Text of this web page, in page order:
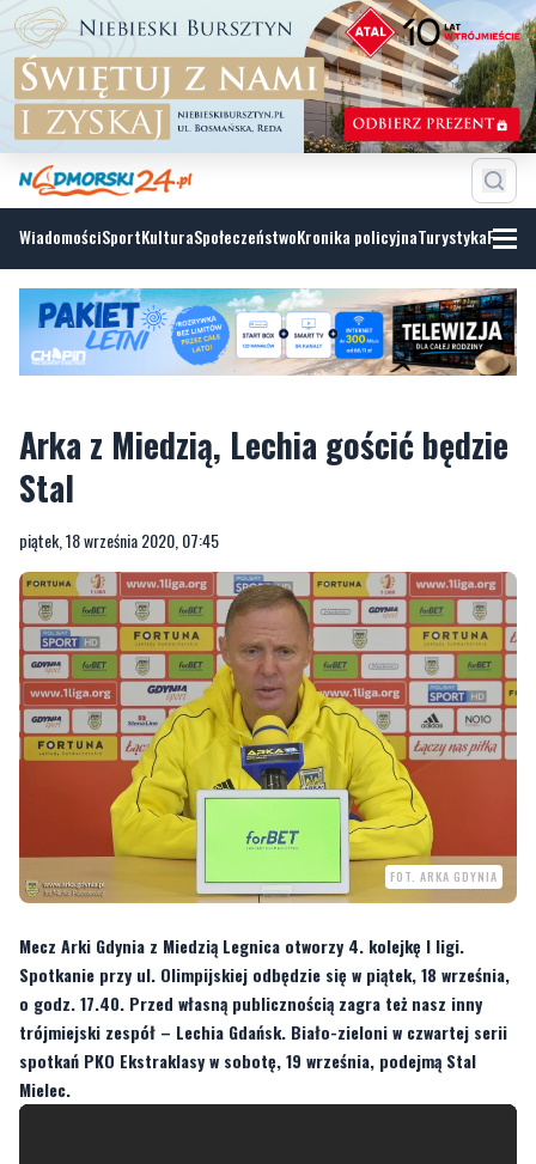
WiadomościSportKulturaSpołeczeństwoKronika policyjnaTurystyka
Arka z Miedzią, Lechia gościć będzie
piątek, 18 września 2020, 07:45
FOT. ARKA GDYNIA
Mecz Arki Gdynia z Miedzią Legnica otworzy 4. kolejkę I ligi.
Spotkanie przy ul. Olimpijskiej odbędzie się w piątek, 18 września,
trójmiejski zespół – Lechia Gdańsk. Biało-zieloni w czwartej serii
spotkań PKO Ekstraklasy w sobotę, 19 września, podejmą Stal
Mielec.